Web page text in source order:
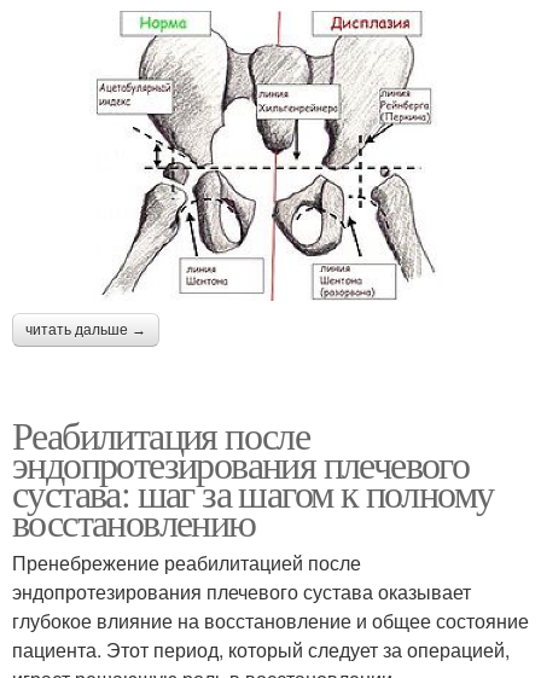
читать дальше →
Реабилитация после
эндопротезирования плечевого
сустава: шаг за шагом к полному
восстановлению
Пренебрежение реабилитацией после
эндопротезирования плечевого сустава оказывает
глубокое влияние на восстановление и общее состояние
пациента. Этот период, который следует за операцией,